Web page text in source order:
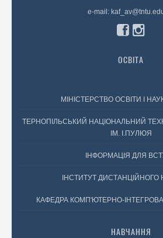
e-mail:
ОСВІТА
МІНІСТЕРСТВО ОСВІТИ І
ТЕРНОПІЛЬСЬКИЙ НАЦІОНАЛЬНИЙ
ІМ. І.ПУЛЮЯ
ІНФОРМАЦІЯ ДЛЯ
ІНСТИТУТ ДИСТАНЦІЙНОГО
КАФЕДРА КОМП'ЮТЕРНО-
НАВЧАННЯ